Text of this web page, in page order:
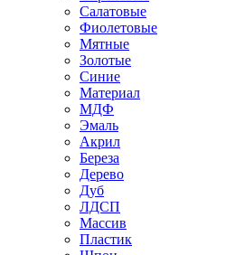
Салатовые
Фиолетовые
Мятные
Золотые
Синие
Материал
МДФ
Эмаль
Акрил
Береза
Дерево
Дуб
ЛДСП
Массив
Пластик